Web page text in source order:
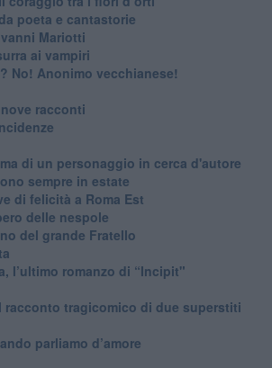
poeta e cantastorie
Mariotti
ai vampiri
No! Anonimo vecchianese!
racconti
di un personaggio in cerca d'autore
sempre in estate
di felicità a Roma Est
delle nespole
del grande Fratello
l’ultimo romanzo di “Incipit"
racconto tragicomico di due superstiti
parliamo d’amore